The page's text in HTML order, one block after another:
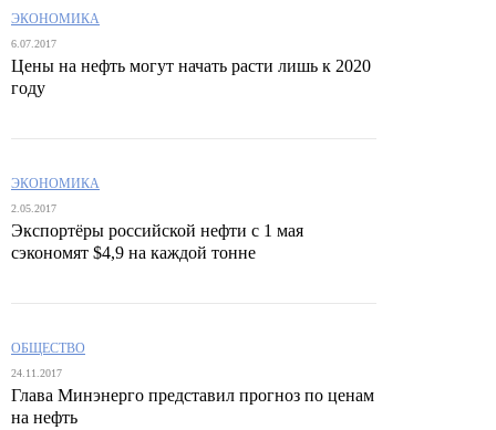
ЭКОНОМИКА
6.07.2017
Цены на нефть могут начать расти лишь к 2020
году
ЭКОНОМИКА
2.05.2017
Экспортёры российской нефти с 1 мая
сэкономят $4,9 на каждой тонне
ОБЩЕСТВО
24.11.2017
Глава Минэнерго представил прогноз по ценам
на нефть